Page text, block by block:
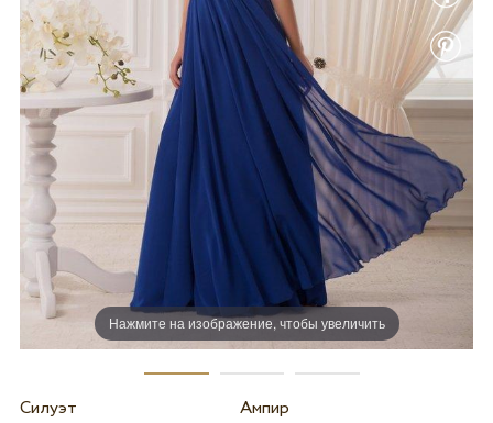
Нажмите на изображение, чтобы увеличить
Силуэт
Ампир